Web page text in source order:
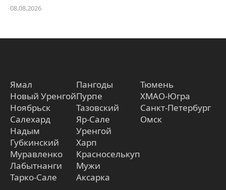
08.08.2026
Ямал
Новый Уренгой
Ноябрьск
Салехард
Надым
Губкинский
Муравленко
Лабытнанги
Тарко-Сале
Пангоды
Пурпе
Тазовский
Яр-Сале
Уренгой
Харп
Красноселькуп
Мужи
Аксарка
Тюмень
ХМАО-Югра
Санкт-Петербург
Омск